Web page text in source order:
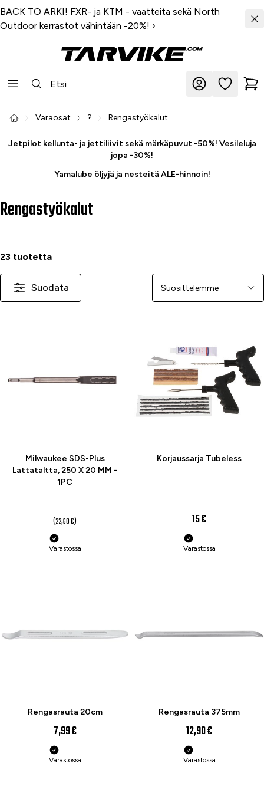
BACK TO ARKI! FXR- ja KTM - vaatteita sekä North
Outdoor kerrastot vähintään -20%! ›
Varaosat ? Rengastyökalut
Jetpilot kellunta- ja jettiliivit sekä märkäpuvut -50%! Vesileluja
jopa -30%!
Yamalube öljyjä ja nesteitä ALE-hinnoin!
Rengastyökalut
23 tuotetta
Suodata Järjestä
Milwaukee SDS-Plus
Lattataltta, 250 X 20 MM -
1PC
(22,60 €)
Varastossa
Korjaussarja Tubeless
15 €
Varastossa
Rengasrauta 20cm
7,99 €
Varastossa
Rengasrauta 375mm
12,90 €
Varastossa